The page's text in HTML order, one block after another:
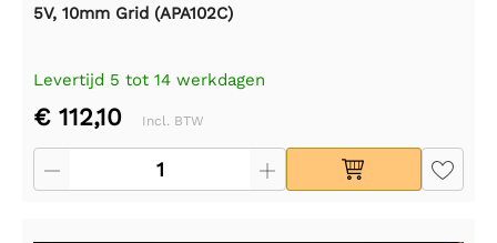
5V, 10mm Grid (APA102C)
Levertijd 5 tot 14 werkdagen
€ 112,10 Incl. BTW